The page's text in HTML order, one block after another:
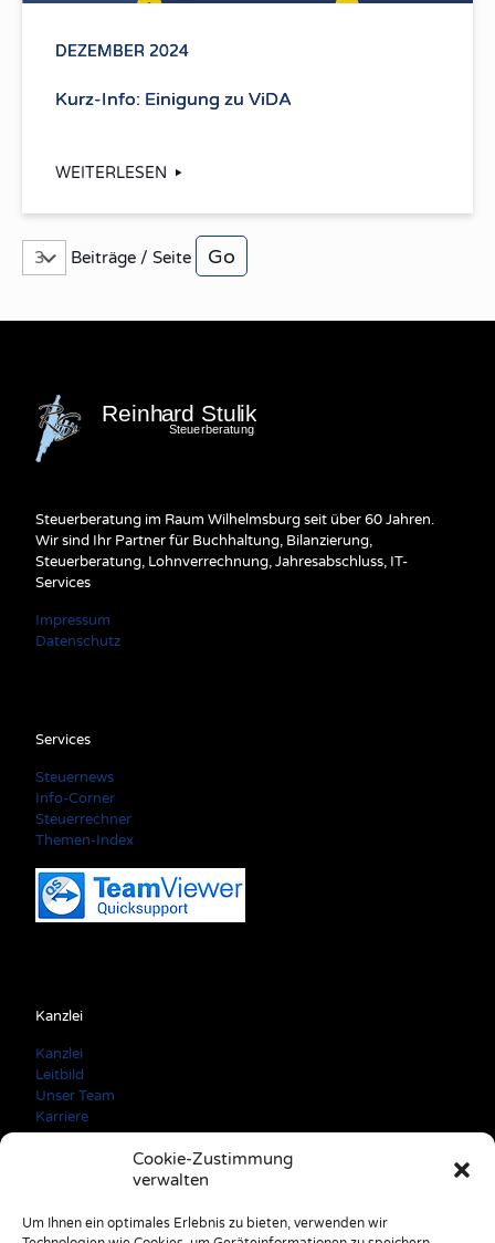
Cookie-Zustimmung
verwalten
Um Ihnen ein optimales Erlebnis zu bieten, verwenden wir
DEZEMBER 2024
Kurz-Info: Einigung zu ViDA
WEITERLESEN
Beiträge / Seite
Steuerberatung im Raum Wilhelmsburg seit über 60 Jahren.
Wir sind Ihr Partner für Buchhaltung, Bilanzierung,
Steuerberatung, Lohnverrechnung, Jahresabschluss, IT-
Services
Impressum
Datenschutz
Services
Steuernews
Info-Corner
Steuerrechner
Themen-Index
Kanzlei
Kanzlei
Leitbild
Unser Team
Karriere
Kontaktdaten